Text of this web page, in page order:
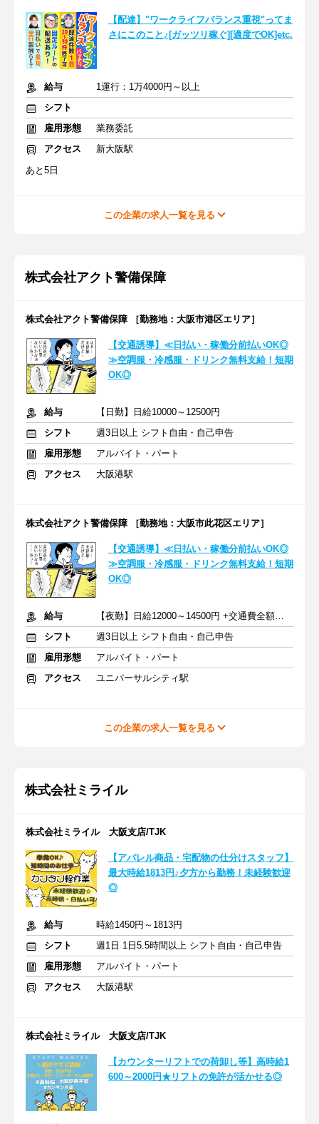
【配達】"ワークライフバランス重視"ってま
さにこのこと♪[ガッツリ稼ぐ][適度でOK]etc.
給与
1運行：1万4000円～以上
シフト
雇用形態
業務委託
アクセス
新大阪駅
あと5日
この企業の求人一覧を見る
株式会社アクト警備保障
株式会社アクト警備保障 ［勤務地：大阪市港区エリア］
【交通誘導】≪日払い・稼働分前払いOK◎
≫空調服・冷感服・ドリンク無料支給！短期
OK◎
給与
【日勤】日給10000～12500円
シフト
週3日以上 シフト自由・自己申告
雇用形態
アルバイト・パート
アクセス
大阪港駅
株式会社アクト警備保障 ［勤務地：大阪市此花区エリア］
【交通誘導】≪日払い・稼働分前払いOK◎
≫空調服・冷感服・ドリンク無料支給！短期
OK◎
給与
【夜勤】日給12000～14500円 +交通費全額支給
シフト
週3日以上 シフト自由・自己申告
雇用形態
アルバイト・パート
アクセス
ユニバーサルシティ駅
この企業の求人一覧を見る
株式会社ミライル
株式会社ミライル 大阪支店/TJK
【アパレル商品・宅配物の仕分けスタッフ】
最大時給1813円♪夕方から勤務！未経験歓迎
◎
給与
時給1450円～1813円
シフト
週1日 1日5.5時間以上 シフト自由・自己申告
雇用形態
アルバイト・パート
アクセス
大阪港駅
株式会社ミライル 大阪支店/TJK
【カウンターリフトでの荷卸し等】高時給1
600～2000円★リフトの免許が活かせる◎